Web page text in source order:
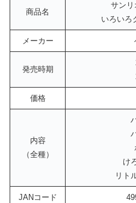
商品名
サンリ
いろいろク
メーカー
発売時期
価格
内容
（全種）
け
リト
JANコード